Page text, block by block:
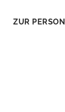
ZUR PERSON